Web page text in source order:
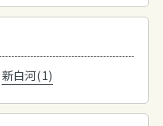
新白河(1)